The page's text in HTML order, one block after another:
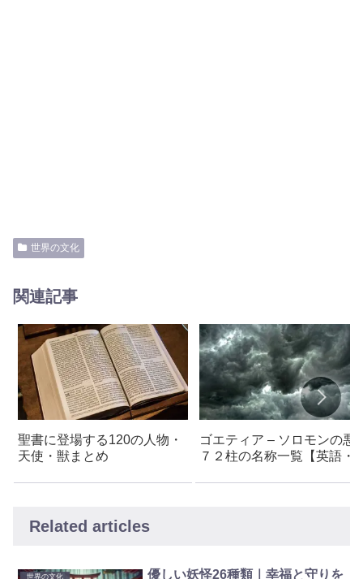
世界の文化
関連記事
聖書に登場する120の人物・
天使・獣まとめ
ゴエティア – ソロモンの悪
７２柱の名称一覧【英語・
Related articles
世界の文化
優しい妖怪26種類｜幸福と守りを